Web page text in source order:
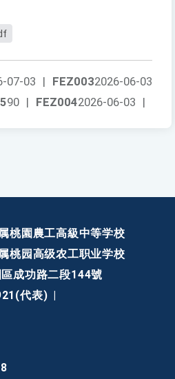
FEZ0032026-06-03
07-03
|
FEZ0042026-06-03 |
90 |
桃園農工高級中等学校
桃园高级农工职业学校
成功路二段144號
代表)